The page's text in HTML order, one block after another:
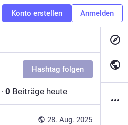
Konto erstellen Anmelden
Hashtag folgen
· 0 Beiträge heute
28. Aug. 2025